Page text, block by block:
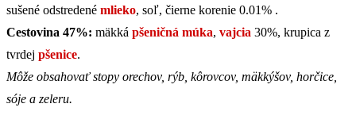
sušené odstredené mlieko, soľ, čierne korenie 0.01% .
Cestovina 47%: mäkká pšeničná múka, vajcia 30%, krupica z
tvrdej pšenice.
Môže obsahovať stopy orechov, rýb, kôrovcov, mäkkýšov, horčice,
sóje a zeleru.